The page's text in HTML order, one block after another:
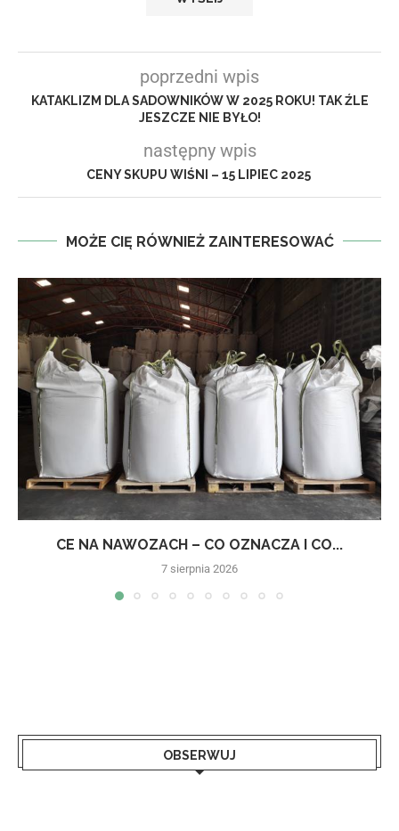
poprzedni wpis
KATAKLIZM DLA SADOWNIKÓW W 2025 ROKU! TAK ŹLE
JESZCZE NIE BYŁO!
następny wpis
CENY SKUPU WIŚNI – 15 LIPIEC 2025
MOŻE CIĘ RÓWNIEŻ ZAINTERESOWAĆ
CE NA NAWOZACH – CO OZNACZA I CO...
7 sierpnia 2026
OBSERWUJ